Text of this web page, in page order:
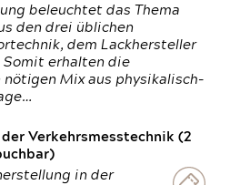
beleuchtet das Thema
den drei üblichen
dem Lackhersteller
Somit erhalten die
nötigen Mix aus physikalisch-
Verkehrsmesstechnik (2
in der